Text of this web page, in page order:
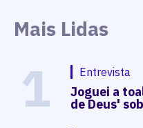
Mais Lidas
1 Entrevista
Joguei a
de Deus'